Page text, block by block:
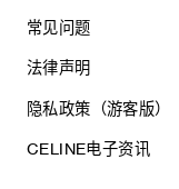
常见问题
法律声明
隐私政策（游客版）
CELINE电子资讯